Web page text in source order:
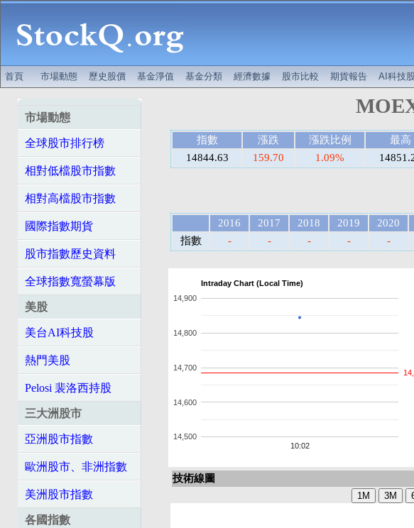
首頁 市場動態 歷史股價 基金淨值 基金分類 經濟數據 股市比較 期貨報告 AI科技
市場動態
全球股市排行榜
相對低檔股市指數
相對高檔股市指數
國際指數期貨
股市指數歷史資料
全球指數寬螢幕版
美股
美台AI科技股
熱門美股
Pelosi 裴洛西持股
三大洲股市
亞洲股市指數
歐洲股市、非洲指數
美洲股市指數
各國指數
指數 漲跌 漲跌比例 最高
14844.63
159.70 1.09%
2016 2017 2018 2019 2020
指數
- - - - -
Intraday Chart (Local Time)
10:02
14,500
14,600
14,700
14,800
14,900
技術線圖